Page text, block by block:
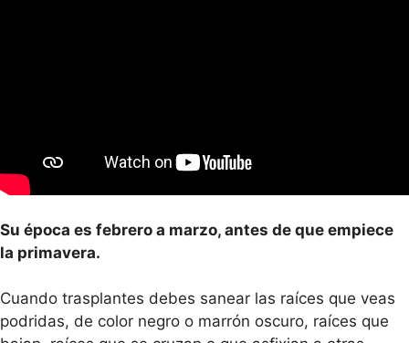
Su época es febrero a marzo, antes de que empiece
la primavera.
Cuando trasplantes debes sanear las raíces que veas
podridas, de color negro o marrón oscuro, raíces que